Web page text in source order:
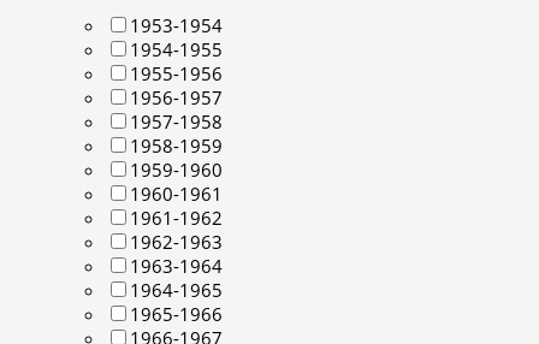
1953-1954
1954-1955
1955-1956
1956-1957
1957-1958
1958-1959
1959-1960
1960-1961
1961-1962
1962-1963
1963-1964
1964-1965
1965-1966
1966-1967